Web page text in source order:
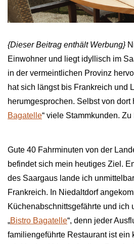
{Dieser Beitrag enthält Werbung}
Einwohner und liegt idyllisch im
in der vermeintlichen Provinz
hat sich längst bis Frankreich und
herumgesprochen. Selbst von dort
Bagatelle“ viele Stammkunden.
Gute 40 Fahrminuten von der
befindet sich mein heutiges Ziel.
des Saargaus lande ich
Frankreich. In Niedaltdorf
Küchenabschnittsgefährte und ich
„Bistro Bagatelle“, denn jeder
familiengeführte Restaurant ist